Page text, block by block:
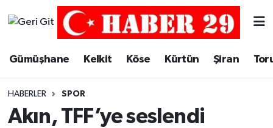
Gümüşhane Kelkit Köse Kürtün Şiran
HABERLER SPOR
Akın, TFF’ye seslendi
Merkez Trafik Yoğunluk Haritası
Süper Lig Puan Durumu ve Fikstür